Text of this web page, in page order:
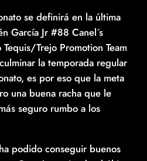
se definirá en la última
García Jr #88 Canel´s
Trejo Promotion Team
la temporada regular
es por eso que la meta
una buena racha que le
seguro rumbo a los
podido conseguir buenos